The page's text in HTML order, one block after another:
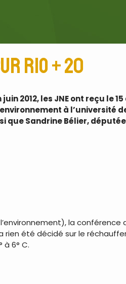
Rio + 20
2012, les JNE ont reçu le 15
à l’université
Sandrine Bélier, députée
la conférence
rien été décidé sur le
6° C.